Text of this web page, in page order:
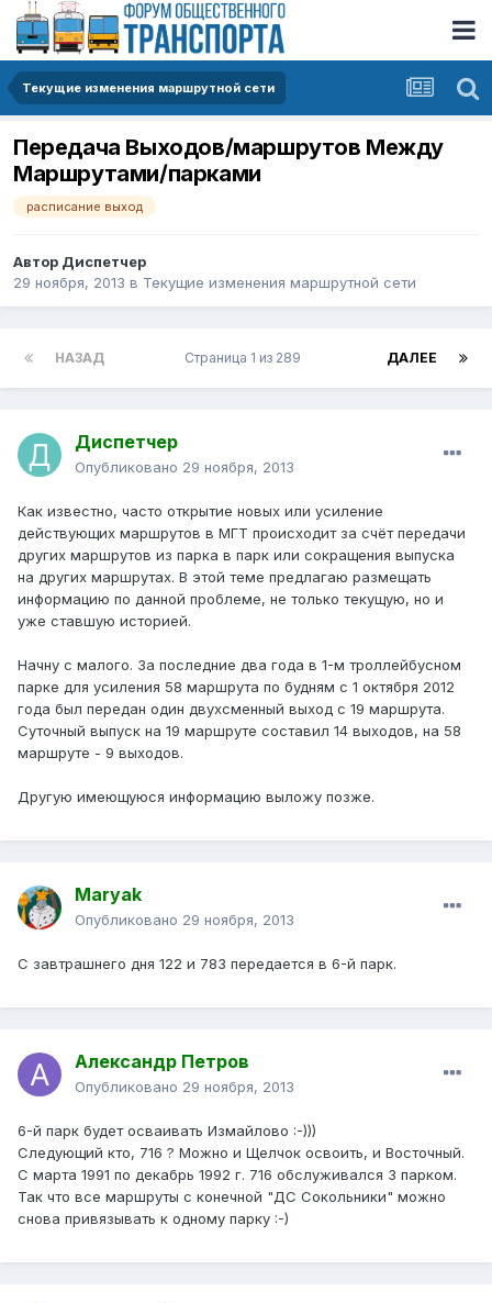
Текущие изменения маршрутной сети
Передача Выходов/маршрутов Между
Маршрутами/парками
расписание выход
Автор Диспетчер
29 ноября, 2013 в Текущие изменения маршрутной сети
НАЗАД ДАЛЕЕ
Страница 1 из 289
Диспетчер
Опубликовано 29 ноября, 2013
Как известно, часто открытие новых или усиление
действующих маршрутов в МГТ происходит за счёт передачи
других маршрутов из парка в парк или сокращения выпуска
на других маршрутах. В этой теме предлагаю размещать
информацию по данной проблеме, не только текущую, но и
уже ставшую историей.
Начну с малого. За последние два года в 1-м троллейбусном
парке для усиления 58 маршрута по будням с 1 октября 2012
года был передан один двухсменный выход с 19 маршрута.
Суточный выпуск на 19 маршруте составил 14 выходов, на 58
маршруте - 9 выходов.
Другую имеющуюся информацию выложу позже.
Maryak
Опубликовано 29 ноября, 2013
С завтрашнего дня 122 и 783 передается в 6-й парк.
Александр Петров
Опубликовано 29 ноября, 2013
6-й парк будет осваивать Измайлово :-)))
Следующий кто, 716 ? Можно и Щелчок освоить, и Восточный.
С марта 1991 по декабрь 1992 г. 716 обслуживался 3 парком.
Так что все маршруты с конечной "ДС Сокольники" можно
снова привязывать к одному парку :-)